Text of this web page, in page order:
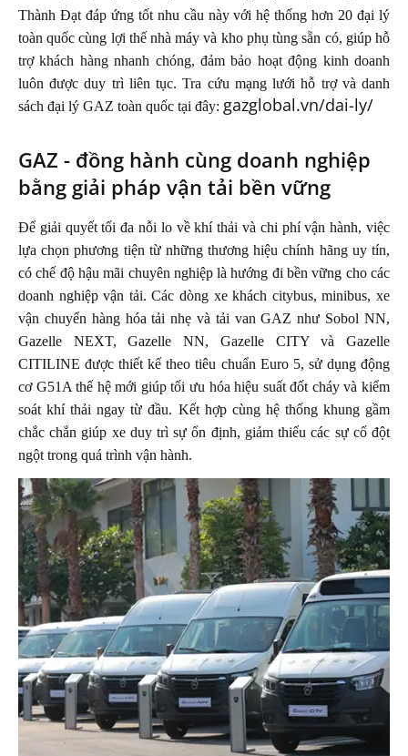
Thành Đạt đáp ứng tốt nhu cầu này với hệ thống hơn 20 đại lý
toàn quốc cùng lợi thế nhà máy và kho phụ tùng sẵn có, giúp hỗ
trợ khách hàng nhanh chóng, đảm bảo hoạt động kinh doanh
luôn được duy trì liên tục. Tra cứu mạng lưới hỗ trợ và danh
sách đại lý GAZ toàn quốc tại đây: gazglobal.vn/dai-ly/
GAZ - đồng hành cùng doanh nghiệp
bằng giải pháp vận tải bền vững
Để giải quyết tối đa nỗi lo về khí thải và chi phí vận hành, việc
lựa chọn phương tiện từ những thương hiệu chính hãng uy tín,
có chế độ hậu mãi chuyên nghiệp là hướng đi bền vững cho các
doanh nghiệp vận tải. Các dòng xe khách citybus, minibus, xe
vận chuyển hàng hóa tải nhẹ và tải van GAZ như Sobol NN,
Gazelle NEXT, Gazelle NN, Gazelle CITY và Gazelle
CITILINE được thiết kế theo tiêu chuẩn Euro 5, sử dụng động
cơ G51A thế hệ mới giúp tối ưu hóa hiệu suất đốt cháy và kiểm
soát khí thải ngay từ đầu. Kết hợp cùng hệ thống khung gầm
chắc chắn giúp xe duy trì sự ổn định, giảm thiểu các sự cố đột
ngột trong quá trình vận hành.